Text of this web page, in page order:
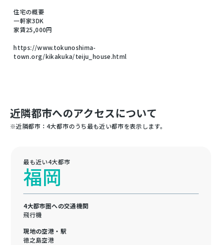
住宅の概要
一軒家3DK
家賃25,000円
https://www.tokunoshima-
town.org/kikakuka/teiju_house.html
近隣都市へのアクセスについて
※近隣都市：4大都市のうち最も近い都市を表示します。
最も近い4大都市
福岡
4大都市圏への交通機関
飛行機
現地の空港・駅
徳之島空港